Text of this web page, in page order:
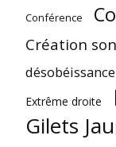
Conférence
Création
Extrême droite
Gilets